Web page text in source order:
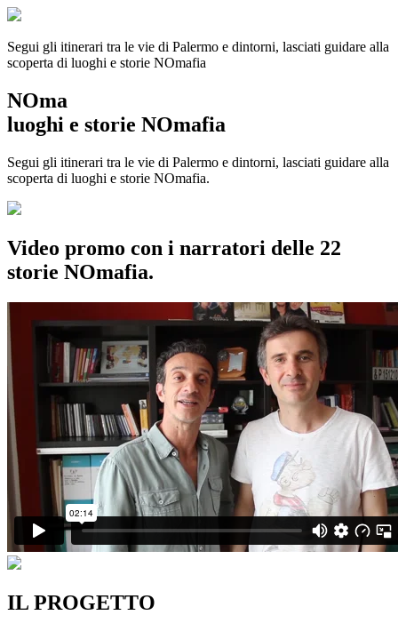
Segui gli itinerari tra le vie di Palermo e dintorni, lasciati guidare alla
scoperta di luoghi e storie NOmafia
NOma
luoghi e storie NOmafia
Segui gli itinerari tra le vie di Palermo e dintorni, lasciati guidare alla
scoperta di luoghi e storie NOmafia.
Video promo con i narratori delle 22
storie NOmafia.
IL PROGETTO